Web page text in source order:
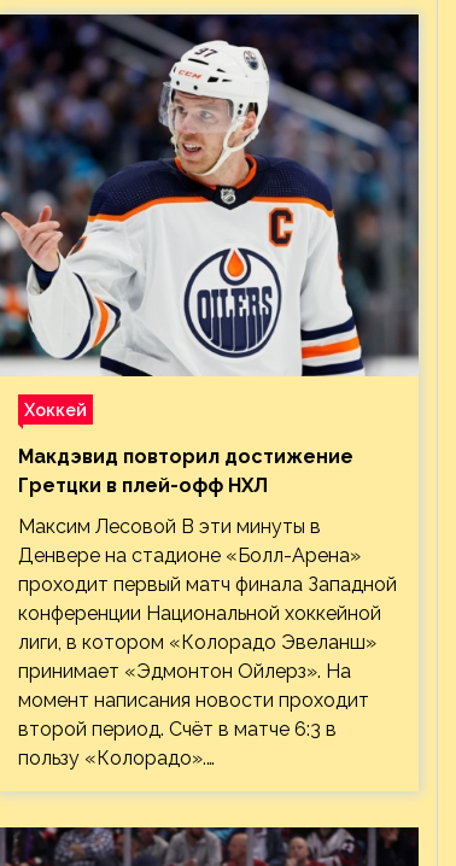
Хоккей
Макдэвид повторил достижение
Гретцки в плей-офф НХЛ
Максим Лесовой В эти минуты в
Денвере на стадионе «Болл-Арена»
проходит первый матч финала Западной
конференции Национальной хоккейной
лиги, в котором «Колорадо Эвеланш»
принимает «Эдмонтон Ойлерз». На
момент написания новости проходит
второй период. Счёт в матче 6:3 в
пользу «Колорадо».…